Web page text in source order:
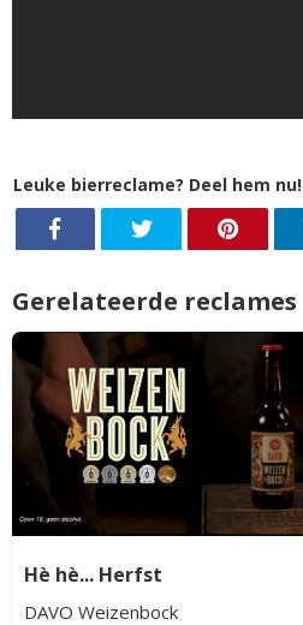
Leuke bierreclame? Deel hem nu!
Gerelateerde reclames
Hè hè... Herfst
DAVO Weizenbock